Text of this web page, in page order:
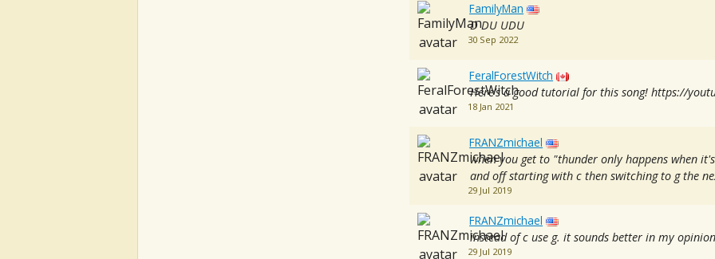
FamilyMan
D DU UDU
30 Sep 2022
FeralForestWitch
Here’s a good tutorial for this song! https://
18 Jan 2021
FRANZmichael
when you get to "thunder only happens when
and off starting with c then switching to g the
29 Jul 2019
FRANZmichael
instead of c use g. it sounds better in my
29 Jul 2019